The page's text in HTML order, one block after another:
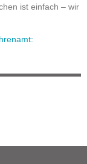
ist einfach – wir